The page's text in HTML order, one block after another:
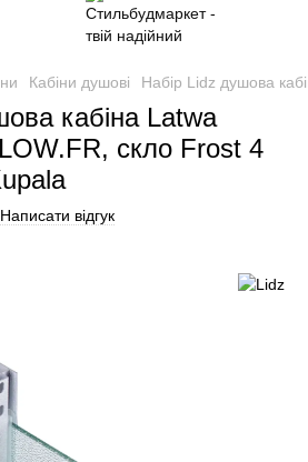
Кабіни душові Набір Lidz душова
кабіна Latwa
скло Frost 4
Написати відгук